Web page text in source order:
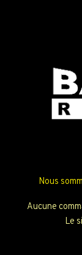
Nous
Aucune
Le